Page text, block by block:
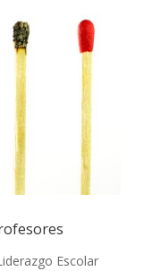
Escolar